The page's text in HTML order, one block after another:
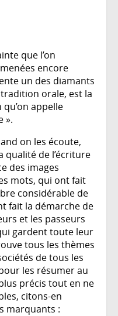
que l’on
encore
un des diamants
orale, est la
appelle
».
on les écoute,
qualité de l’écriture
des images
mots, qui ont fait
considérable de
fait la démarche de
et les passeurs
gardent toute leur
tous les thèmes
de tous les
les résumer au
précis tout en ne
citons-en
marquants :